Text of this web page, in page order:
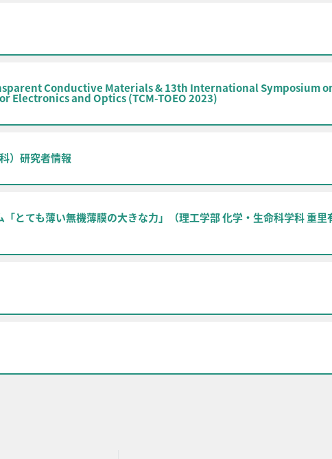
Conductive Materials & 13th International Symposium
Electronics and Optics (TCM-TOEO 2023)
）研究者情報
「とても薄い無機薄膜の大きな力」（理工学部 化学・生命科学科 重里